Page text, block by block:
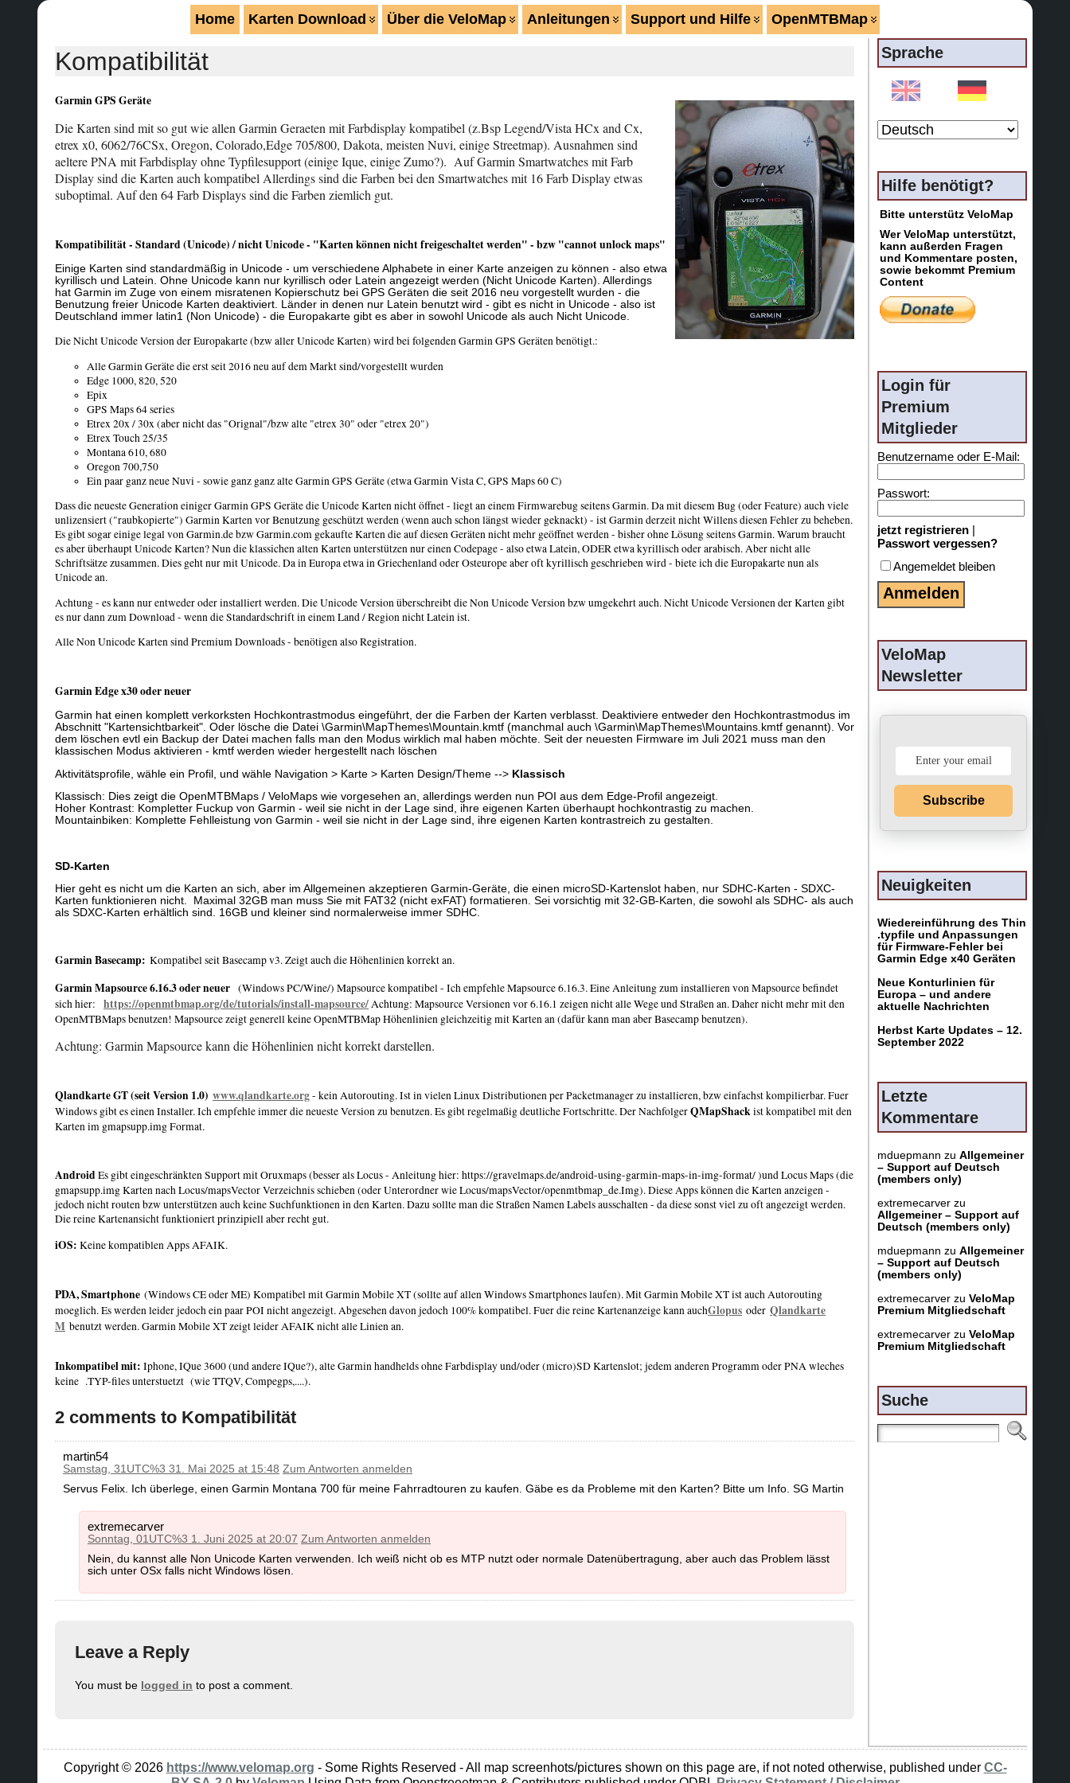
Home Karten Download Über die VeloMap Anleitungen Support und Hilfe OpenMTBMap
Kompatibilität
Garmin GPS Geräte
Die Karten sind mit so gut wie allen Garmin Geraeten mit Farbdisplay kompatibel (z.Bsp Legend/Vista HCx and Cx,
etrex x0, 6062/76CSx, Oregon, Colorado,Edge 705/800, Dakota, meisten Nuvi, einige Streetmap). Ausnahmen sind
aeltere PNA mit Farbdisplay ohne Typfilesupport (einige Ique, einige Zumo?). Auf Garmin Smartwatches mit Farb
Display sind die Karten auch kompatibel Allerdings sind die Farben bei den Smartwatches mit 16 Farb Display etwas
suboptimal. Auf den 64 Farb Displays sind die Farben ziemlich gut.
Kompatibilität - Standard (Unicode) / nicht Unicode - "Karten können nicht freigeschaltet werden" - bzw "cannot unlock maps"
Einige Karten sind standardmäßig in Unicode - um verschiedene Alphabete in einer Karte anzeigen zu können - also etwa
kyrillisch und Latein. Ohne Unicode kann nur kyrillisch oder Latein angezeigt werden (Nicht Unicode Karten). Allerdings
hat Garmin im Zuge von einem misratenen Kopierschutz bei GPS Geräten die seit 2016 neu vorgestellt wurden - die
Benutzung freier Unicode Karten deaktiviert. Länder in denen nur Latein benutzt wird - gibt es nicht in Unicode - also ist
Deutschland immer latin1 (Non Unicode) - die Europakarte gibt es aber in sowohl Unicode als auch Nicht Unicode.
Die Nicht Unicode Version der Europakarte (bzw aller Unicode Karten) wird bei folgenden Garmin GPS Geräten benötigt.:
Alle Garmin Geräte die erst seit 2016 neu auf dem Markt sind/vorgestellt wurden
Edge 1000, 820, 520
Epix
GPS Maps 64 series
Etrex 20x / 30x (aber nicht das "Orignal"/bzw alte "etrex 30" oder "etrex 20")
Etrex Touch 25/35
Montana 610, 680
Oregon 700,750
Ein paar ganz neue Nuvi - sowie ganz ganz alte Garmin GPS Geräte (etwa Garmin Vista C, GPS Maps 60 C)
Dass die neueste Generation einiger Garmin GPS Geräte die Unicode Karten nicht öffnet - liegt an einem Firmwarebug seitens Garmin. Da mit diesem Bug (oder Feature) auch viele
unlizensiert ("raubkopierte") Garmin Karten vor Benutzung geschützt werden (wenn auch schon längst wieder geknackt) - ist Garmin derzeit nicht Willens diesen Fehler zu beheben.
Es gibt sogar einige legal von Garmin.de bzw Garmin.com gekaufte Karten die auf diesen Geräten nicht mehr geöffnet werden - bisher ohne Lösung seitens Garmin. Warum braucht
es aber überhaupt Unicode Karten? Nun die klassichen alten Karten unterstützen nur einen Codepage - also etwa Latein, ODER etwa kyrillisch oder arabisch. Aber nicht alle
Schriftsätze zusammen. Dies geht nur mit Unicode. Da in Europa etwa in Griechenland oder Osteurope aber oft kyrillisch geschrieben wird - biete ich die Europakarte nun als
Unicode an.
Achtung - es kann nur entweder oder installiert werden. Die Unicode Version überschreibt die Non Unicode Version bzw umgekehrt auch. Nicht Unicode Versionen der Karten gibt
es nur dann zum Download - wenn die Standardschrift in einem Land / Region nicht Latein ist.
Alle Non Unicode Karten sind Premium Downloads - benötigen also Registration.
Garmin Edge x30 oder neuer
Garmin hat einen komplett verkorksten Hochkontrastmodus eingeführt, der die Farben der Karten verblasst. Deaktiviere entweder den Hochkontrastmodus im
Abschnitt "Kartensichtbarkeit". Oder lösche die Datei \Garmin\MapThemes\Mountain.kmtf (manchmal auch \Garmin\MapThemes\Mountains.kmtf genannt). Vor
dem löschen evtl ein Backup der Datei machen falls man den Modus wirklich mal haben möchte. Seit der neuesten Firmware im Juli 2021 muss man den
klassischen Modus aktivieren - kmtf werden wieder hergestellt nach löschen
Aktivitätsprofile, wähle ein Profil, und wähle Navigation > Karte > Karten Design/Theme --> Klassisch
Klassisch: Dies zeigt die OpenMTBMaps / VeloMaps wie vorgesehen an, allerdings werden nun POI aus dem Edge-Profil angezeigt.
Hoher Kontrast: Kompletter Fuckup von Garmin - weil sie nicht in der Lage sind, ihre eigenen Karten überhaupt hochkontrastig zu machen.
Mountainbiken: Komplette Fehlleistung von Garmin - weil sie nicht in der Lage sind, ihre eigenen Karten kontrastreich zu gestalten.
SD-Karten
Hier geht es nicht um die Karten an sich, aber im Allgemeinen akzeptieren Garmin-Geräte, die einen microSD-Kartenslot haben, nur SDHC-Karten - SDXC-
Karten funktionieren nicht. Maximal 32GB man muss Sie mit FAT32 (nicht exFAT) formatieren. Sei vorsichtig mit 32-GB-Karten, die sowohl als SDHC- als auch
als SDXC-Karten erhältlich sind. 16GB und kleiner sind normalerweise immer SDHC.
Garmin Basecamp: Kompatibel seit Basecamp v3. Zeigt auch die Höhenlinien korrekt an.
Garmin Mapsource 6.16.3 oder neuer (Windows PC/Wine/) Mapsource kompatibel - Ich empfehle Mapsource 6.16.3. Eine Anleitung zum installieren von Mapsource befindet
sich hier: https://openmtbmap.org/de/tutorials/install-mapsource/Achtung: Mapsource Versionen vor 6.16.1 zeigen nicht alle Wege und Straßen an. Daher nicht mehr mit den
OpenMTBMaps benutzen! Mapsource zeigt generell keine OpenMTBMap Höhenlinien gleichzeitig mit Karten an (dafür kann man aber Basecamp benutzen).
Achtung: Garmin Mapsource kann die Höhenlinien nicht korrekt darstellen.
Qlandkarte GT (seit Version 1.0) www.qlandkarte.org- kein Autorouting. Ist in vielen Linux Distributionen per Packetmanager zu installieren, bzw einfachst kompilierbar. Fuer
Windows gibt es einen Installer. Ich empfehle immer die neueste Version zu benutzen. Es gibt regelmaßig deutliche Fortschritte. Der NachfolgerQMapShackist kompatibel mit den
Karten im gmapsupp.img Format.
AndroidEs gibt eingeschränkten Support mit Oruxmaps (besser als Locus - Anleitung hier: https://gravelmaps.de/android-using-garmin-maps-in-img-format/ )und Locus Maps (die
gmapsupp.img Karten nach Locus/mapsVector Verzeichnis schieben (oder Unterordner wie Locus/mapsVector/openmtbmap_de.Img). Diese Apps können die Karten anzeigen -
jedoch nicht routen bzw unterstützen auch keine Suchfunktionen in den Karten. Dazu sollte man die Straßen Namen Labels ausschalten - da diese sonst viel zu oft angezeigt werden.
Die reine Kartenansicht funktioniert prinzipiell aber recht gut.
iOS: Keine kompatiblen Apps AFAIK.
PDA, Smartphone (Windows CE oder ME) Kompatibel mit Garmin Mobile XT (sollte auf allen Windows Smartphones laufen). Mit Garmin Mobile XT ist auch Autorouting
moeglich. Es werden leider jedoch ein paar POI nicht angezeigt. Abgesehen davon jedoch 100% kompatibel. Fuer die reine Kartenanzeige kann auchGlopus oder Qlandkarte
M benutzt werden. Garmin Mobile XT zeigt leider AFAIK nicht alle Linien an.
Inkompatibel mit: Iphone, IQue 3600 (und andere IQue?), alte Garmin handhelds ohne Farbdisplay und/oder (micro)SD Kartenslot; jedem anderen Programm oder PNA wleches
keine .TYP-files unterstuetzt (wie TTQV, Compegps,....).
2 comments to Kompatibilität
martin54
Samstag, 31UTC%3 31. Mai 2025 at 15:48 Zum Antworten anmelden
Servus Felix. Ich überlege, einen Garmin Montana 700 für meine Fahrradtouren zu kaufen. Gäbe es da Probleme mit den Karten? Bitte um Info. SG Martin
extremecarver
Sonntag, 01UTC%3 1. Juni 2025 at 20:07 Zum Antworten anmelden
Nein, du kannst alle Non Unicode Karten verwenden. Ich weiß nicht ob es MTP nutzt oder normale Datenübertragung, aber auch das Problem lässt
sich unter OSx falls nicht Windows lösen.
Leave a Reply
You must be logged in to post a comment.
Sprache
Hilfe benötigt?
Bitte unterstütz VeloMap
Wer VeloMap unterstützt,
kann außerden Fragen
und Kommentare posten,
sowie bekommt Premium
Content
Login für
Premium
Mitglieder
Benutzername oder E-Mail:
Passwort:
jetzt registrieren |
Passwort vergessen?
Angemeldet bleiben
VeloMap
Newsletter
Subscribe
Neuigkeiten
Wiedereinführung des Thin
.typfile und Anpassungen
für Firmware-Fehler bei
Garmin Edge x40 Geräten
Neue Konturlinien für
Europa – und andere
aktuelle Nachrichten
Herbst Karte Updates – 12.
September 2022
Letzte
Kommentare
mduepmann zu Allgemeiner
– Support auf Deutsch
(members only)
extremecarver zu
Allgemeiner – Support auf
Deutsch (members only)
mduepmann zu Allgemeiner
– Support auf Deutsch
(members only)
extremecarver zu VeloMap
Premium Mitgliedschaft
extremecarver zu VeloMap
Premium Mitgliedschaft
Suche
Copyright © 2026 https://www.velomap.org - Some Rights Reserved - All map screenhots/pictures shown on this page are, if not noted otherwise, published under CC-